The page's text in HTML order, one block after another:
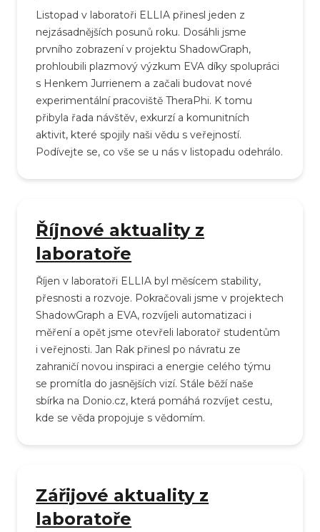
Listopad v laboratoři ELLIA přinesl jeden z
nejzásadnějších posunů roku. Dosáhli jsme
prvního zobrazení v projektu ShadowGraph,
prohloubili plazmový výzkum EVA díky spolupráci
s Henkem Jurrienem a začali budovat nové
experimentální pracoviště TheraPhi. K tomu
přibyla řada návštěv, exkurzí a komunitních
aktivit, které spojily naši vědu s veřejností.
Podívejte se, co vše se u nás v listopadu odehrálo.
Říjnové aktuality z
laboratoře
Říjen v laboratoři ELLIA byl měsícem stability,
přesnosti a rozvoje. Pokračovali jsme v projektech
ShadowGraph a EVA, rozvíjeli automatizaci i
měření a opět jsme otevřeli laboratoř studentům
i veřejnosti. Jan Rak přinesl po návratu ze
zahraničí novou inspiraci a energie celého týmu
se promítla do jasnějších vizí. Stále běží naše
sbírka na Donio.cz, která pomáhá rozvíjet cestu,
kde se věda propojuje s vědomím.
Zářijové aktuality z
laboratoře